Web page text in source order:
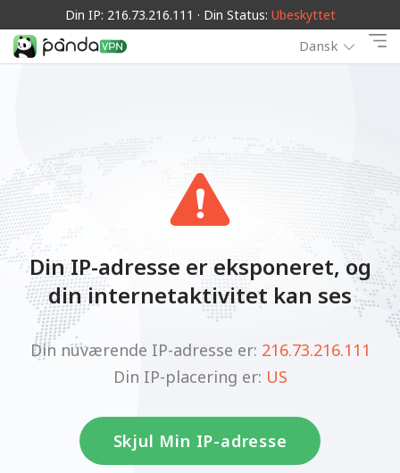
Din IP: 216.73.216.111 · Din Status: Ubeskyttet
Dansk
Din IP-adresse er eksponeret, og
din internetaktivitet kan ses
Din nuværende IP-adresse er: 216.73.216.111
Din IP-placering er: US
Skjul Min IP-adresse